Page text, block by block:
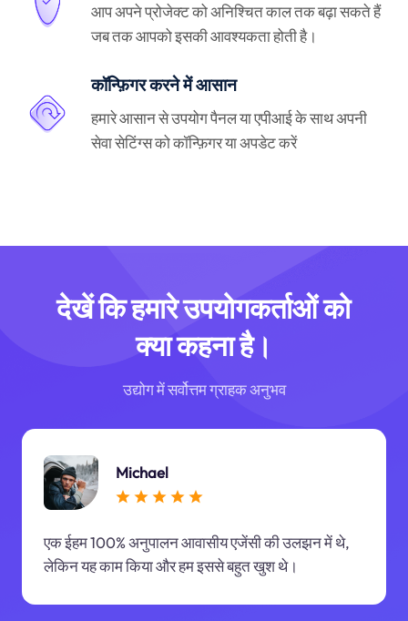
आप अपने प्रोजेक्ट को अनिश्चित काल तक बढ़ा सकते हैं
जब तक आपको इसकी आवश्यकता होती है।
कॉन्फ़िगर करने में आसान
हमारे आसान से उपयोग पैनल या एपीआई के साथ अपनी
सेवा सेटिंग्स को कॉन्फ़िगर या अपडेट करें
देखें कि हमारे उपयोगकर्ताओं को
क्या कहना है।
उद्योग में सर्वोत्तम ग्राहक अनुभव
Michael
एक ईहम 100% अनुपालन आवासीय एजेंसी की उलझन में थे,
लेकिन यह काम किया और हम इससे बहुत खुश थे।